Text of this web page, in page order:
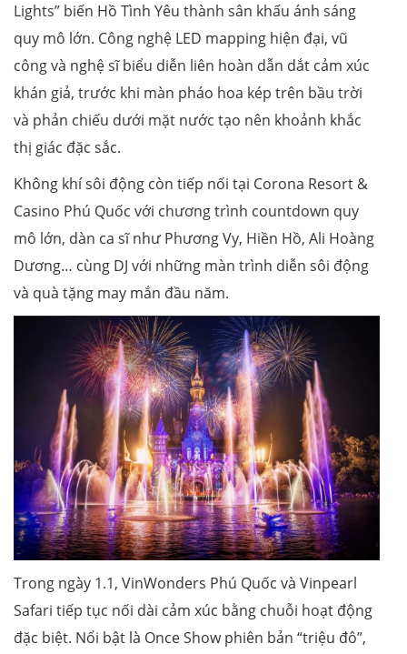
Lights” biến Hồ Tình Yêu thành sân khấu ánh sáng
quy mô lớn. Công nghệ LED mapping hiện đại, vũ
công và nghệ sĩ biểu diễn liên hoàn dẫn dắt cảm xúc
khán giả, trước khi màn pháo hoa kép trên bầu trời
và phản chiếu dưới mặt nước tạo nên khoảnh khắc
thị giác đặc sắc.
Không khí sôi động còn tiếp nối tại Corona Resort &
Casino Phú Quốc với chương trình countdown quy
mô lớn, dàn ca sĩ như Phương Vy, Hiền Hồ, Ali Hoàng
Dương… cùng DJ với những màn trình diễn sôi động
và quà tặng may mắn đầu năm.
Trong ngày 1.1, VinWonders Phú Quốc và Vinpearl
Safari tiếp tục nối dài cảm xúc bằng chuỗi hoạt động
đặc biệt. Nổi bật là Once Show phiên bản “triệu đô”,